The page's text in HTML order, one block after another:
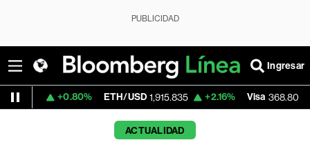
PUBLICIDAD
Ingresar
ETH/USD 1,915.835 +2.16% Visa 368.80 -0.21%
ACTUALIDAD